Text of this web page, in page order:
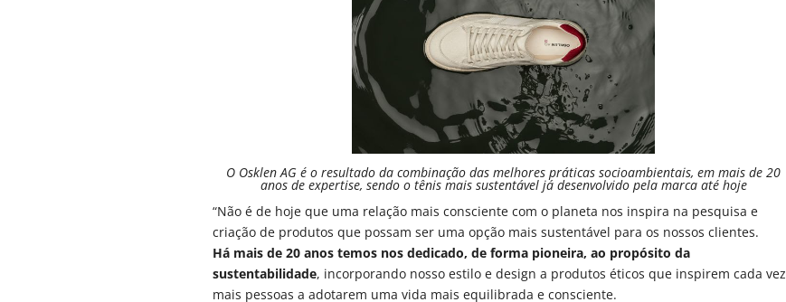
O Osklen AG é o resultado da combinação das melhores práticas socioambientais, em mais de 20
anos de expertise, sendo o tênis mais sustentável já desenvolvido pela marca até hoje
“Não é de hoje que uma relação mais consciente com o planeta nos inspira na pesquisa e
criação de produtos que possam ser uma opção mais sustentável para os nossos clientes.
Há mais de 20 anos temos nos dedicado, de forma pioneira, ao propósito da
sustentabilidade, incorporando nosso estilo e design a produtos éticos que inspirem cada vez
mais pessoas a adotarem uma vida mais equilibrada e consciente.